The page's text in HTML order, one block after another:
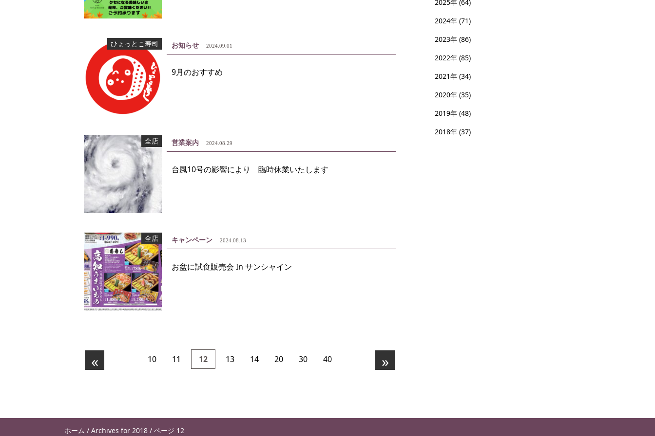
ひょっとこ寿司 お知らせ 2024.09.01
9月のおすすめ
全店 営業案内 2024.08.29
台風10号の影響により 臨時休業いたします
全店 キャンペーン 2024.08.13
お盆に試食販売会 In サンシャイン
« 10 11 12 13 14 20 30 40 »
2025年 (64)
2024年 (71)
2023年 (86)
2022年 (85)
2021年 (34)
2020年 (35)
2019年 (48)
2018年 (37)
ホーム / Archives for 2018 / ページ 12